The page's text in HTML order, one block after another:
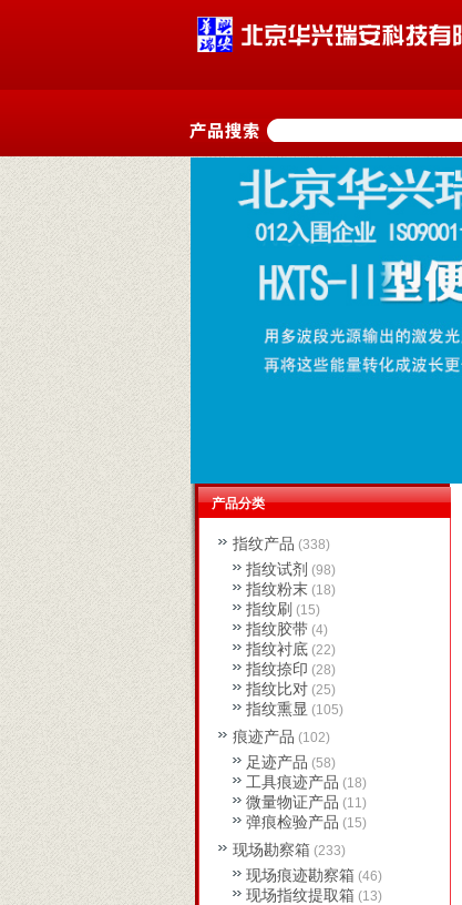
产品分类
指纹产品 (338)
指纹试剂 (98)
指纹粉末 (18)
指纹刷 (15)
指纹胶带 (4)
指纹衬底 (22)
指纹捺印 (28)
指纹比对 (25)
指纹熏显 (105)
痕迹产品 (102)
足迹产品 (58)
工具痕迹产品 (18)
微量物证产品 (11)
弹痕检验产品 (15)
现场勘察箱 (233)
现场痕迹勘察箱 (46)
现场指纹提取箱 (13)